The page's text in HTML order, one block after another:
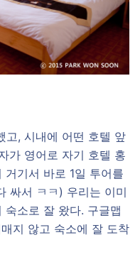
고, 시내에 어떤 호텔 앞
가 영어로 자기 호텔 홍
거기서 바로 1일 투어를
싸서 ㅋㅋ) 우리는 이미
소로 잘 왔다. 구글맵
지 않고 숙소에 잘 도착